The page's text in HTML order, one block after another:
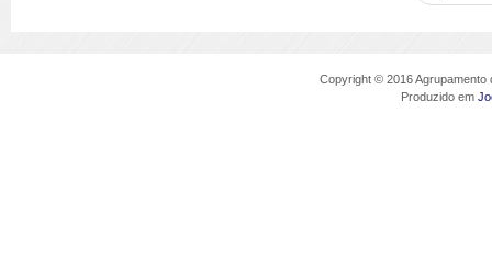
Copyright © 2016
Produzido em